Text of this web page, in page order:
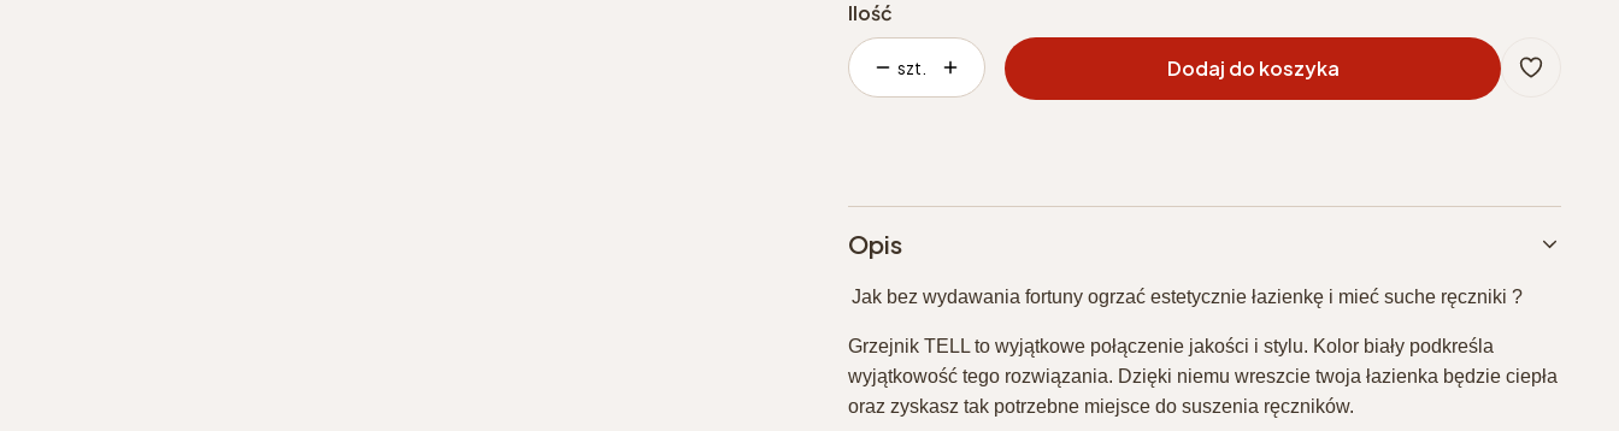
Ilość
szt. Dodaj do koszyka
Opis
Jak bez wydawania fortuny ogrzać estetycznie łazienkę i mieć suche ręczniki ?⁣
⁣Grzejnik TELL to wyjątkowe połączenie jakości i stylu. Kolor biały podkreśla
wyjątkowość tego rozwiązania. Dzięki niemu wreszcie twoja łazienka będzie ciepła
oraz zyskasz tak potrzebne miejsce do suszenia ręczników.⁣